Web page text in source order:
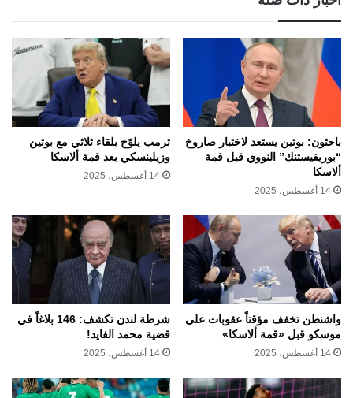
باحثون: بوتين يستعد لاختبار صاروخ
“بوريفيستنك” النووي قبل قمة
ألاسكا
14 أغسطس، 2025
ترمب يلوّح بلقاء ثلاثي مع بوتين
وزيلينسكي بعد قمة ألاسكا
14 أغسطس، 2025
واشنطن تخفف مؤقتاً عقوبات على
موسكو قبل «قمة ألاسكا»
14 أغسطس، 2025
شرطة لندن تكشف: 146 بلاغاً في
قضية محمد الفايد!
14 أغسطس، 2025